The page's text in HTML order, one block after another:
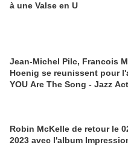
à une Valse en U
Jean-Michel Pilc, Francois
Hoenig se reunissent pour
YOU Are The Song - Jazz
Robin McKelle de retour le
2023 avec l'album